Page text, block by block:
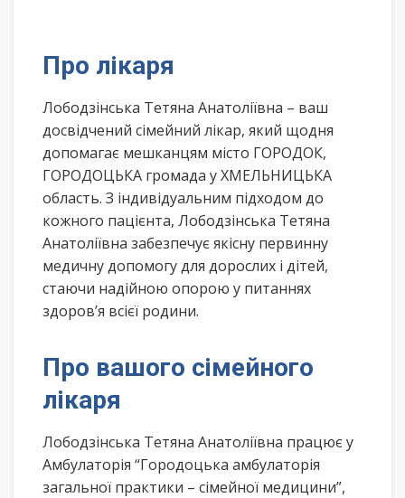
Про лікаря
Лободзінська Тетяна Анатоліївна – ваш
досвідчений сімейний лікар, який щодня
допомагає мешканцям місто ГОРОДОК,
ГОРОДОЦЬКА громада у ХМЕЛЬНИЦЬКА
область. З індивідуальним підходом до
кожного пацієнта, Лободзінська Тетяна
Анатоліївна забезпечує якісну первинну
медичну допомогу для дорослих і дітей,
стаючи надійною опорою у питаннях
здоров’я всієї родини.
Про вашого сімейного
лікаря
Лободзінська Тетяна Анатоліївна працює у
Амбулаторія “Городоцька амбулаторія
загальної практики – сімейної медицини”,